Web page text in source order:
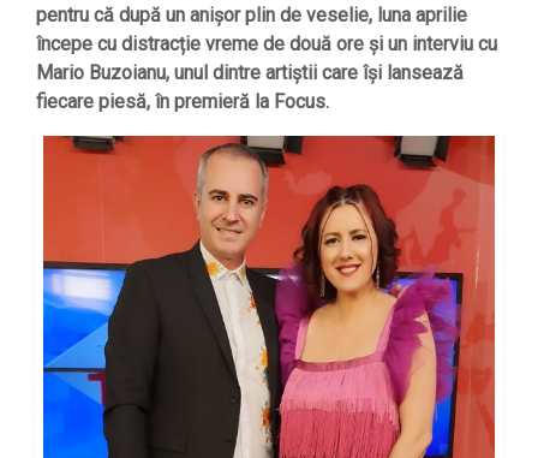
pentru că după un anișor plin de veselie, luna aprilie
începe cu distracție vreme de două ore și un interviu cu
Mario Buzoianu, unul dintre artiștii care își lansează
fiecare piesă, în premieră la Focus.